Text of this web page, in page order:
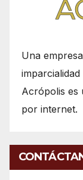
Una
Acrópolis es
por internet.